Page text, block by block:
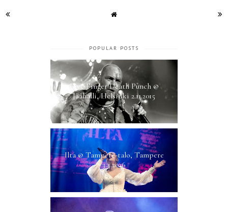
POPULAR POSTS
Five Finger Death Punch @
Jäähalli, Helsinki 2.11.2015
Ilta @ Tampere-talo, Tampere
3.4.2026